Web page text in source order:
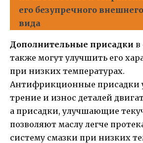
его безупречного внешнего
вида
Дополнительные присадки в
также могут улучшить его
при низких температурах.
Антифрикционные присадки
трение и износ деталей
а присадки, улучшающие
позволяют маслу легче
систему смазки при низких